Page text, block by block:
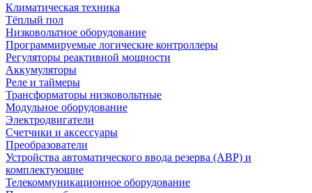
Климатическая техника
Тёплый пол
Низковольтное оборудование
Программируемые логические контроллеры
Регуляторы реактивной мощности
Аккумуляторы
Реле и таймеры
Трансформаторы низковольтные
Модульное оборудование
Электродвигатели
Счетчики и аксессуары
Преобразователи
Устройства автоматического ввода резерва (АВР) и
комплектующие
Телекоммуникационное оборудование